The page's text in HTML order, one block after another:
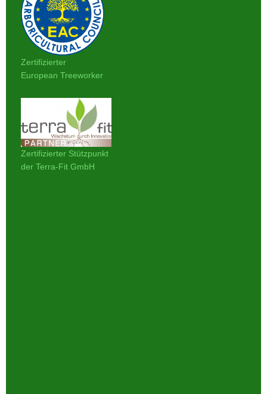
Zertifizierter
European Treeworker
Zertifizierter Stützpunkt
der Terra-Fit GmbH